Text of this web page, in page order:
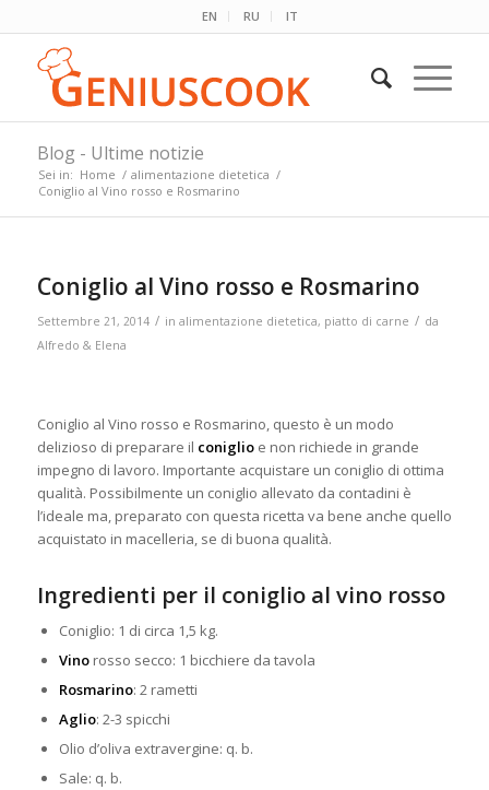
EN RU IT
Blog - Ultime notizie
Sei in: Home / alimentazione dietetica /
Coniglio al Vino rosso e Rosmarino
Coniglio al Vino rosso e Rosmarino
Settembre 21, 2014 / in alimentazione dietetica, piatto di carne / da
Alfredo & Elena
Coniglio al Vino rosso e Rosmarino, questo è un modo
delizioso di preparare il coniglioe non richiede in grande
impegno di lavoro. Importante acquistare un coniglio di ottima
qualità. Possibilmente un coniglio allevato da contadini è
l’ideale ma, preparato con questa ricetta va bene anche quello
acquistato in macelleria, se di buona qualità.
Ingredienti per il coniglio al vino rosso
Coniglio: 1 di circa 1,5 kg.
Vinorosso secco: 1 bicchiere da tavola
Rosmarino: 2 rametti
Aglio: 2-3 spicchi
Olio d’oliva extravergine: q. b.
Sale: q. b.